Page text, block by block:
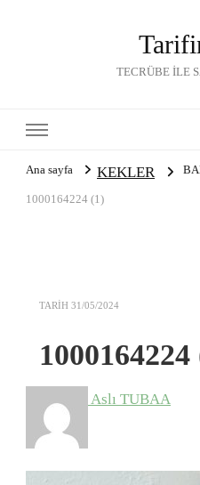
TECRÜBE İLE
Ana sayfa KEKLER
1000164224 (1)
TARIH 31/05/2024
1000164224
Aslı TUBAA